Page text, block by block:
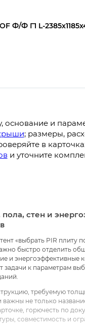
Ф/Ф Г1 L-
основание и
; размеры,
в
и уточните
стен и
«выбрать PIR плиту
быстро отделить
и энергоэффективные
задачи к параметрам
требуемую
не только
горючесть по
совместимость и